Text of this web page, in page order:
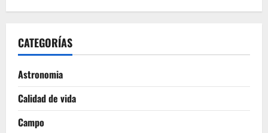
CATEGORÍAS
Astronomia
Calidad de vida
Campo